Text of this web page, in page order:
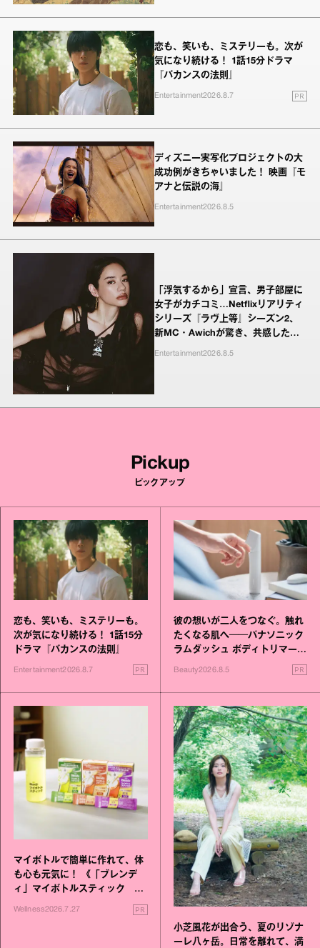
恋も、笑いも、ミステリーも。次が
気になり続ける！ 1話15分ドラマ
『バカンスの法則』
Entertainment2026.8.7 PR
ディズニー実写化プロジェクトの大
成功例がきちゃいました！ 映画『モ
アナと伝説の海』
Entertainment2026.8.5
「浮気するから」宣言、男子部屋に
女子がカチコミ…Netflixリアリティ
シリーズ『ラヴ上等』シーズン2、
新MC・Awichが驚き、共感したヤ
Entertainment2026.8.5
Pickup
ピックアップ
恋も、笑いも、ミステリーも。
次が気になり続ける！ 1話15分
ドラマ『バカンスの法則』
Entertainment2026.8.7 PR
彼の想いが二人をつなぐ。触れ
たくなる肌へ──パナソニック
ラムダッシュ ボディトリマーが
Beauty2026.8.5 PR
マイボトルで簡単に作れて、体
も心も元気に！ 《「ブレンデ
ィ」マイボトルスティック い
いこと毎日》シリーズが誕生
Wellness2026.7.27 PR
小芝風花が出合う、夏のリゾナ
ーレ八ヶ岳。日常を離れて、満